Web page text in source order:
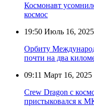
Космонавт
космос
19:50 Июль 16, 2025
Орбиту
почти на два
09:11 Март 16, 2025
Crew Dragon с
пристыковался к